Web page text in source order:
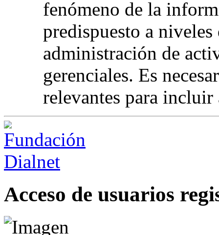
fenómeno de la
predispuesto a
administración de
gerenciales. Es
relevantes para
Acceso de usuarios